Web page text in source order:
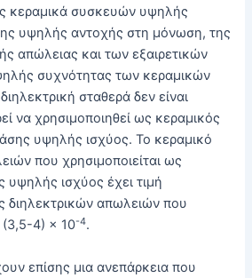
κεραμικά συσκευών υψηλής
υψηλής αντοχής στη μόνωση, της
απώλειας και των εξαιρετικών
συχνότητας των κεραμικών
σταθερά δεν είναι
να χρησιμοποιηθεί ως κεραμικός
υψηλής ισχύος. Το κεραμικό
που χρησιμοποιείται ως
ισχύος έχει τιμή
διηλεκτρικών απωλειών που
(3,5-4) × 10-4.
επίσης μια ανεπάρκεια που